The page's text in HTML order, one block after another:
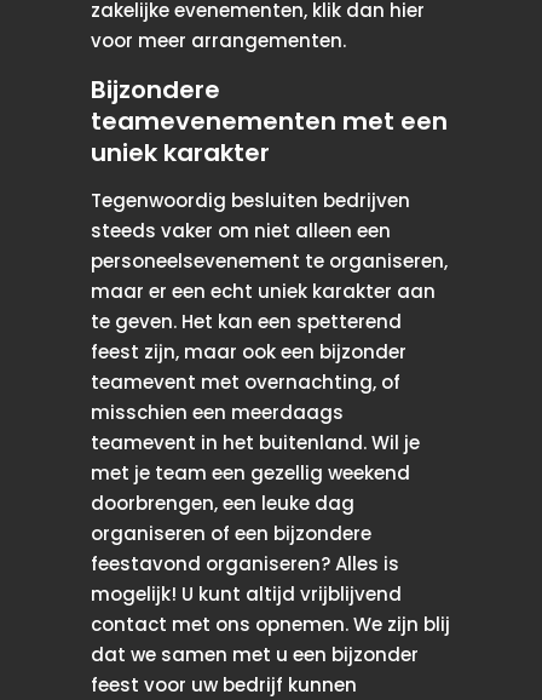
zakelijke evenementen, klik dan hier
voor meer arrangementen.
Bijzondere
teamevenementen met een
uniek karakter
Tegenwoordig besluiten bedrijven
steeds vaker om niet alleen een
personeelsevenement te organiseren,
maar er een echt uniek karakter aan
te geven. Het kan een spetterend
feest zijn, maar ook een bijzonder
teamevent met overnachting, of
misschien een meerdaags
teamevent in het buitenland. Wil je
met je team een ​​gezellig weekend
doorbrengen, een leuke dag
organiseren of een bijzondere
feestavond organiseren? Alles is
mogelijk! U kunt altijd vrijblijvend
contact met ons opnemen. We zijn blij
dat we samen met u een bijzonder
feest voor uw bedrijf kunnen